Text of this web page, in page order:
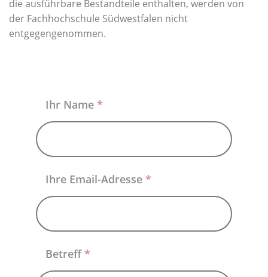
die ausführbare Bestandteile enthalten, werden von
der Fachhochschule Südwestfalen nicht
entgegengenommen.